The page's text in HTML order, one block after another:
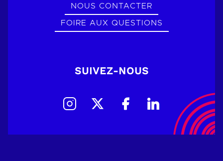
NOUS CONTACTER
FOIRE AUX QUESTIONS
SUIVEZ-NOUS